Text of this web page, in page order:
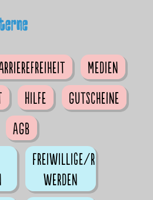
Medien
Hilfe
Gutscheine
AGB
Freiwillige/r
werden